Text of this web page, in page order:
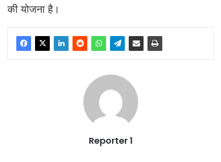
की योजना है।
Reporter 1